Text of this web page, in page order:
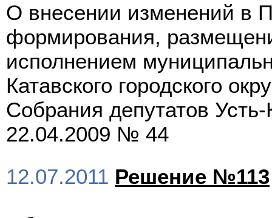
О внесении изменений в
формирования,
исполнением
Катавского городского
Собрания депутатов Усть-
22.04.2009 № 44
12.07.2011 Решение №113